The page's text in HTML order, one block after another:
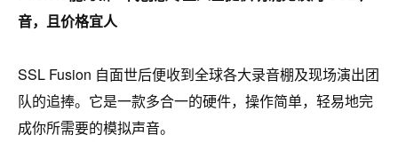
音，且价格宜人
SSL Fusion 自面世后便收到全球各大录音棚及现场演出团
队的追捧。它是一款多合一的硬件，操作简单，轻易地完
成你所需要的模拟声音。